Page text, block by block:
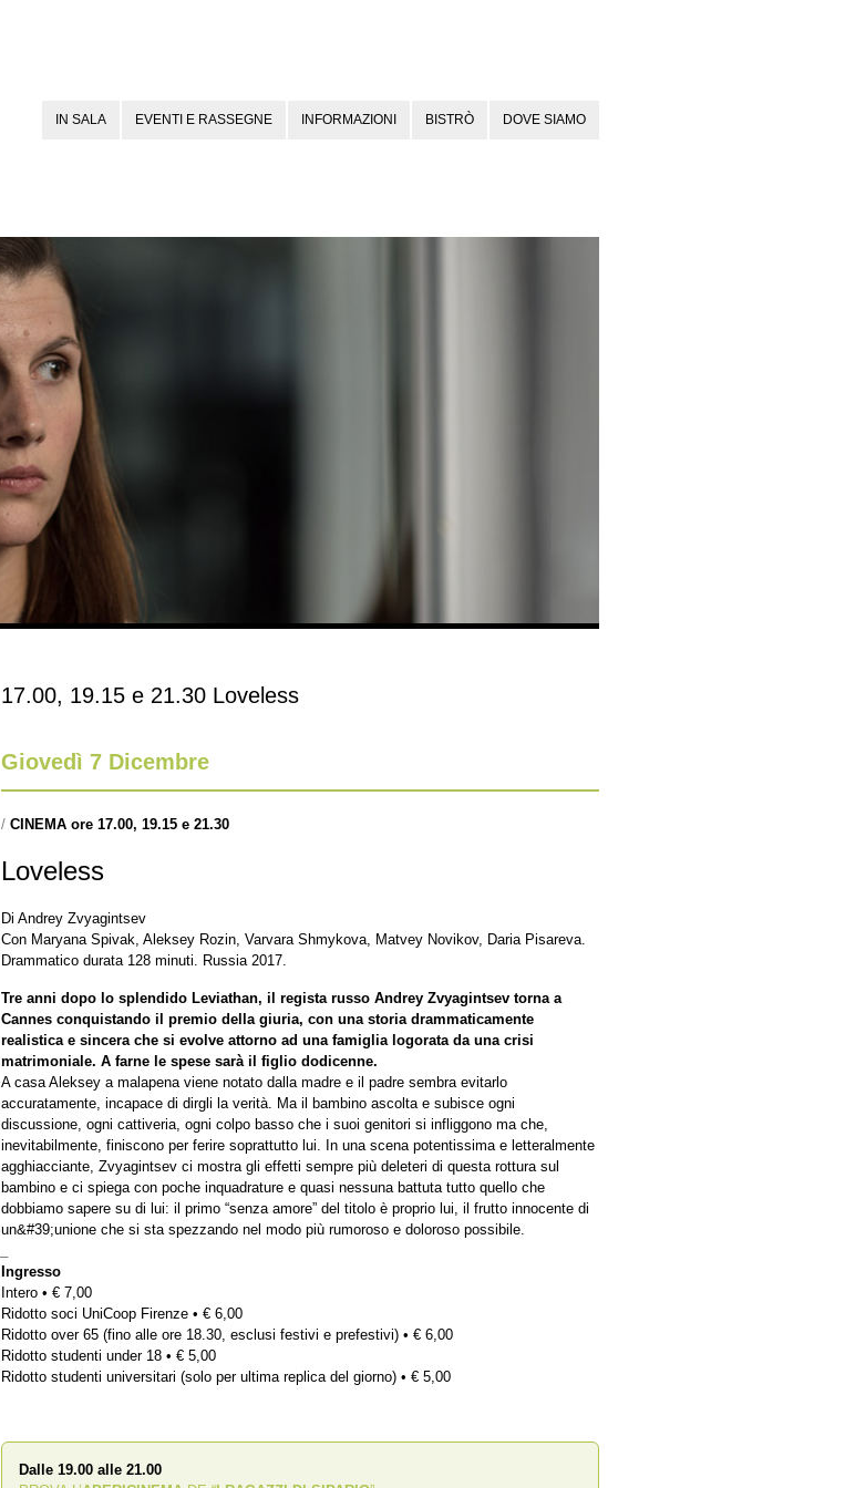
IN SALA EVENTI E RASSEGNE INFORMAZIONI BISTRÒ DOVE SIAMO
17.00, 19.15 e 21.30 Loveless
Giovedì 7 Dicembre
/ CINEMA ore 17.00, 19.15 e 21.30
Loveless
Di Andrey Zvyagintsev
Con Maryana Spivak, Aleksey Rozin, Varvara Shmykova, Matvey Novikov, Daria Pisareva.
Drammatico durata 128 minuti. Russia 2017.
Tre anni dopo lo splendido Leviathan, il regista russo Andrey Zvyagintsev torna a
Cannes conquistando il premio della giuria, con una storia drammaticamente
realistica e sincera che si evolve attorno ad una famiglia logorata da una crisi
matrimoniale. A farne le spese sarà il figlio dodicenne.
A casa Aleksey a malapena viene notato dalla madre e il padre sembra evitarlo
accuratamente, incapace di dirgli la verità. Ma il bambino ascolta e subisce ogni
discussione, ogni cattiveria, ogni colpo basso che i suoi genitori si infliggono ma che,
inevitabilmente, finiscono per ferire soprattutto lui. In una scena potentissima e letteralmente
agghiacciante, Zvyagintsev ci mostra gli effetti sempre più deleteri di questa rottura sul
bambino e ci spiega con poche inquadrature e quasi nessuna battuta tutto quello che
dobbiamo sapere su di lui: il primo “senza amore” del titolo è proprio lui, il frutto innocente di
un&#39;unione che si sta spezzando nel modo più rumoroso e doloroso possibile.
Ingresso
Intero • € 7,00
Ridotto soci UniCoop Firenze • € 6,00
Ridotto over 65 (fino alle ore 18.30, esclusi festivi e prefestivi) • € 6,00
Ridotto studenti under 18 • € 5,00
Ridotto studenti universitari (solo per ultima replica del giorno) • € 5,00
Dalle 19.00 alle 21.00